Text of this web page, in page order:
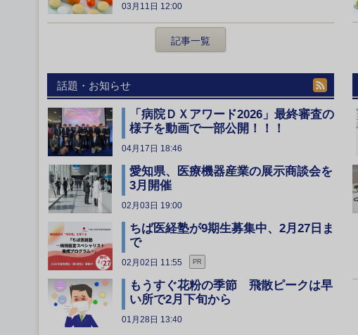
03月11日 12:00
記事一覧
話題・お知らせ
「病院ＤＸアワード2026」最終審査の
様子を動画で一部公開！！！
04月17日 18:46
愛知県、医療機器産業の展示商談会を
3月開催
02月03日 19:00
ちば医経塾が9期生募集中、2月27日ま
で
02月02日 11:55 PR
もうすぐ花粉の季節 飛散ピークは早
い所で2月下旬から
01月28日 13:40